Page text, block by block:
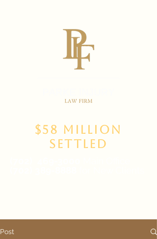
$58 Million
Settled
Post